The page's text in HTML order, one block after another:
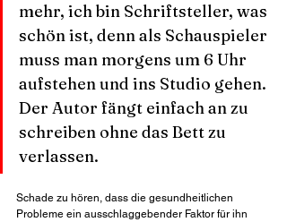
mehr, ich bin Schriftsteller, was
schön ist, denn als Schauspieler
muss man morgens um 6 Uhr
aufstehen und ins Studio gehen.
Der Autor fängt einfach an zu
schreiben ohne das Bett zu
verlassen.
Schade zu hören, dass die gesundheitlichen
Probleme ein ausschlaggebender Faktor für ihn